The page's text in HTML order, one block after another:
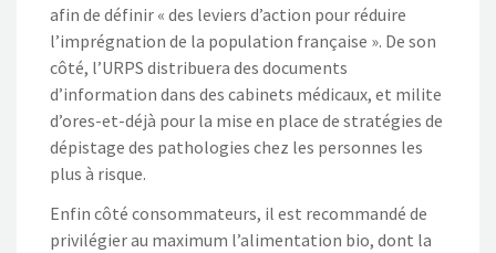
afin de définir « des leviers d’action pour réduire
l’imprégnation de la population française ». De son
côté, l’URPS distribuera des documents
d’information dans des cabinets médicaux, et milite
d’ores-et-déjà pour la mise en place de stratégies de
dépistage des pathologies chez les personnes les
plus à risque.
Enfin côté consommateurs, il est recommandé de
privilégier au maximum l’alimentation bio, dont la